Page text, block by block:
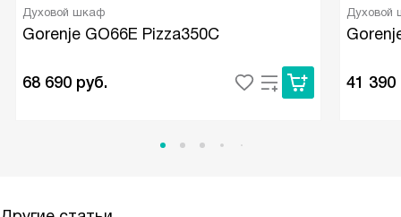
Духовой шкаф
Gorenje GO66E Pizza350C
68 690 руб.
Духовой
41 390